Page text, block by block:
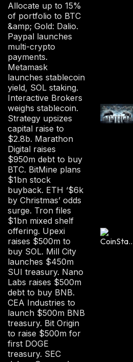
Allocate up to 15%
of portfolio to BTC
&amp; Gold: Dalio.
Paypal launches
multi-crypto
payments.
Metamask
launches stablecoin
yield, SOL staking.
Interactive Brokers
weighs stablecoin.
Strategy upsizes
capital raise to
$2.8b. Marathon
Digital raises
$950m debt to buy
BTC. BitMine plans
$1bn stock
buyback. ETH ‘$6k
by Christmas’ odds
surge. Tron files
$1bn mixed shelf
offering. Upexi
raises $500m to
buy SOL. Mill City
launches $450m
SUI treasury. Nano
Labs raises $500m
debt to buy BNB.
CEA Industries to
launch $500m BNB
treasury. Bit Origin
to raise $500m for
first DOGE
treasury. SEC